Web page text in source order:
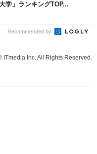
学」ランキングTOP...
Recommended by
ITmedia Inc. All Rights Reserved.